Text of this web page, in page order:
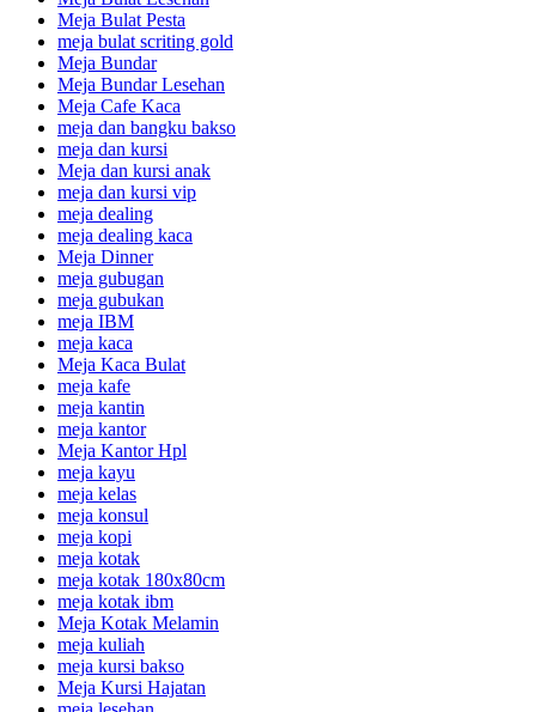
Meja Bulat Pesta
meja bulat scriting gold
Meja Bundar
Meja Bundar Lesehan
Meja Cafe Kaca
meja dan bangku bakso
meja dan kursi
Meja dan kursi anak
meja dan kursi vip
meja dealing
meja dealing kaca
Meja Dinner
meja gubugan
meja gubukan
meja IBM
meja kaca
Meja Kaca Bulat
meja kafe
meja kantin
meja kantor
Meja Kantor Hpl
meja kayu
meja kelas
meja konsul
meja kopi
meja kotak
meja kotak 180x80cm
meja kotak ibm
Meja Kotak Melamin
meja kuliah
meja kursi bakso
Meja Kursi Hajatan